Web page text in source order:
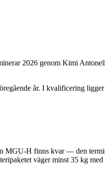
2026 genom Kimi
år. I kvalificering
MGU-H finns kvar — den
väger minst 35 kg